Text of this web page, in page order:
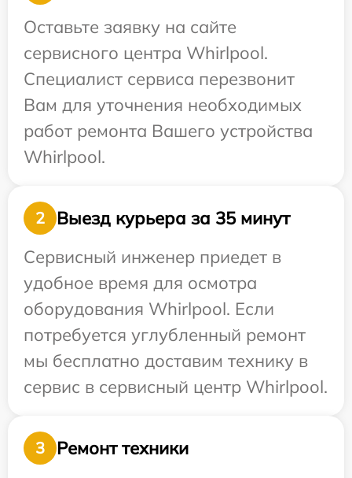
Оставьте заявку на сайте
сервисного центра Whirlpool.
Специалист сервиса перезвонит
Вам для уточнения необходимых
работ ремонта Вашего устройства
Whirlpool.
2
Выезд курьера за 35 минут
Сервисный инженер приедет в
удобное время для осмотра
оборудования Whirlpool. Если
потребуется углубленный ремонт
мы бесплатно доставим технику в
сервис в сервисный центр Whirlpool.
3
Ремонт техники